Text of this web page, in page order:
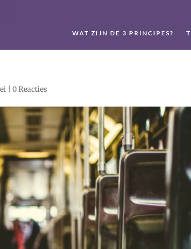
WAT ZIJN DE 3 PRINCIPES?
0 Reacties